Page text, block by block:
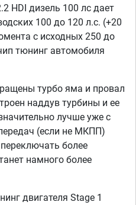
HDI дизель 100 лс дает
100 до 120 л.с. (+20
с исходных 250 до
тюнинг автомобиля
турбо яма и провал
наддув турбины и ее
лучше уже с
(если не МКПП)
переключать более
намного более
двигателя Stage 1